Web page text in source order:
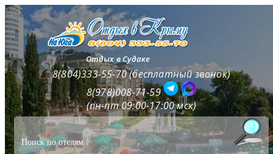
Отдых в Судаке
8(804)333-55-70 (бесплатный звонок)
8(978)008-71-59
(пн-пт 09:00-17:00 мск)